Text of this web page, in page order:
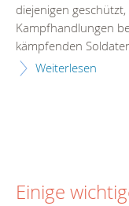
diejenigen
Kampfhandlungen
kämpfenden
Weiterlesen
Einige